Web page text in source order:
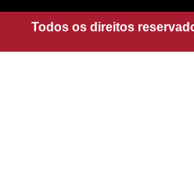
r
a
m
p
p
Todos os direitos